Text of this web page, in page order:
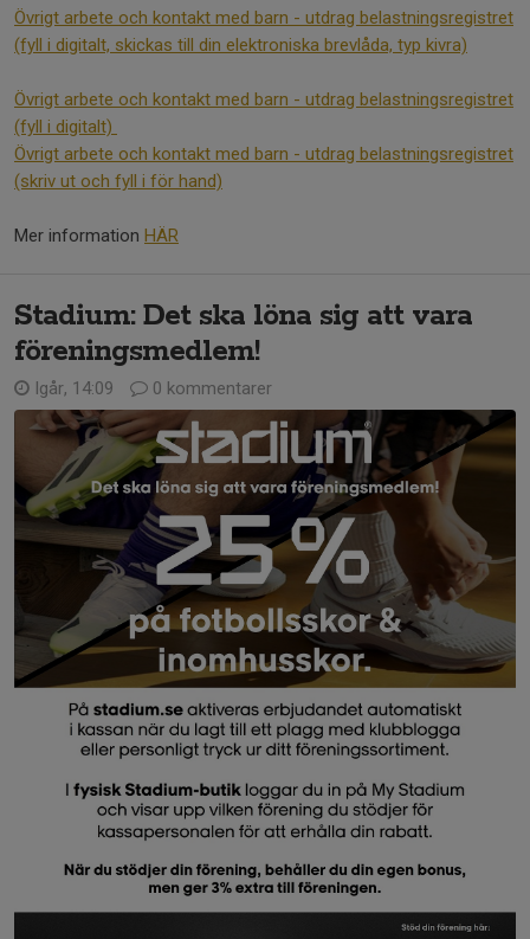
Övrigt arbete och kontakt med barn - utdrag belastningsregistret
(fyll i digitalt, skickas till din elektroniska brevlåda, typ kivra)
Övrigt arbete och kontakt med barn - utdrag belastningsregistret
(fyll i digitalt)
Övrigt arbete och kontakt med barn - utdrag belastningsregistret
(skriv ut och fyll i för hand)
Mer information HÄR
Stadium: Det ska löna sig att vara
föreningsmedlem!
Igår, 14:09 0 kommentarer